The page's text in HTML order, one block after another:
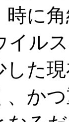
時に
イル
した
、か